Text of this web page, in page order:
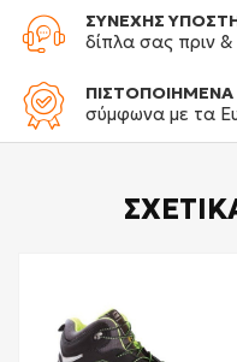
ΣΥΝΕΧΗΣ
δίπλα σας πριν
σύμφωνα με τα